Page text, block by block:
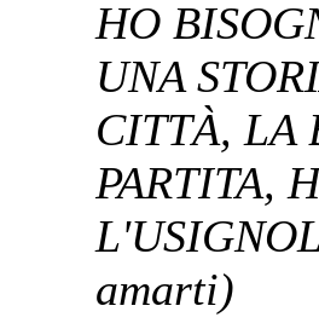
HO
UNA
CITTÀ, LA
PARTITA,
amarti)